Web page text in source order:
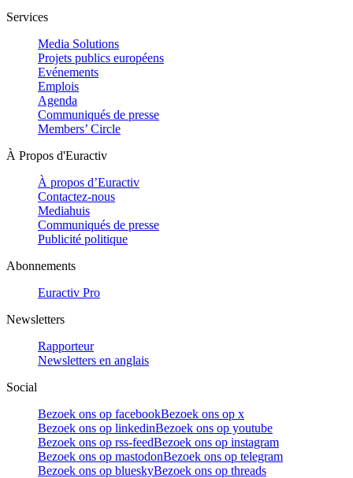
Services
Media Solutions
Projets publics européens
Evénements
Emplois
Agenda
Communiqués de presse
Members’ Circle
À Propos d'Euractiv
À propos d’Euractiv
Contactez-nous
Mediahuis
Communiqués de presse
Publicité politique
Abonnements
Euractiv Pro
Newsletters
Rapporteur
Newsletters en anglais
Social
Bezoek ons op facebookBezoek ons op x
Bezoek ons op linkedinBezoek ons op youtube
Bezoek ons op rss-feedBezoek ons op instagram
Bezoek ons op mastodonBezoek ons op telegram
Bezoek ons op blueskyBezoek ons op threads